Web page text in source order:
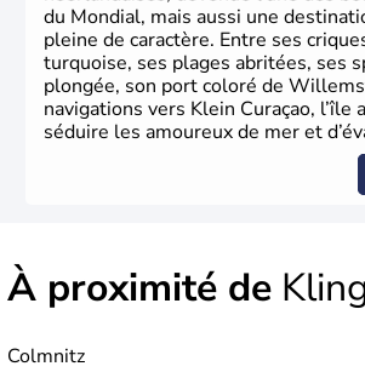
du Mondial, mais aussi une
pleine de caractère. Entre ses
turquoise, ses plages abritées, ses
plongée, son port coloré de
navigations vers Klein Curaçao, l’île
séduire les amoureux de mer et
À proximité de
Colmnitz